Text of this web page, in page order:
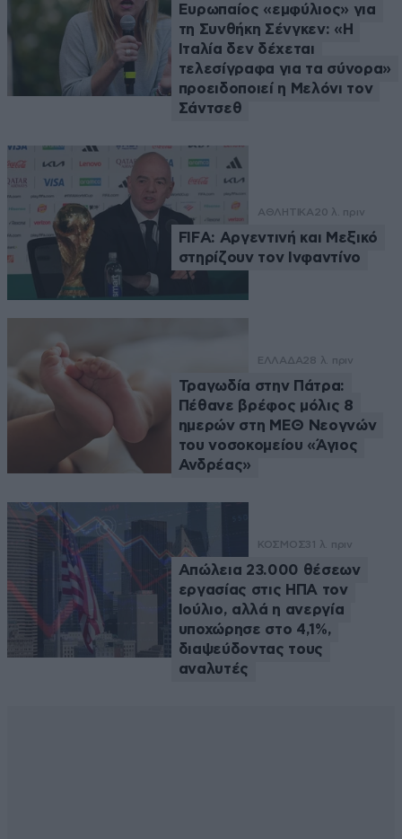
Ευρωπαίος «εμφύλιος» για
τη Συνθήκη Σένγκεν: «Η
Ιταλία δεν δέχεται
τελεσίγραφα για τα σύνορα»
προειδοποιεί η Μελόνι τον
Σάντσεθ
ΑΘΛΗΤΙΚΑ 20 λ. πριν
FIFA: Αργεντινή και Μεξικό
στηρίζουν τον Ινφαντίνο
ΕΛΛΑΔΑ28 λ. πριν
Τραγωδία στην Πάτρα:
Πέθανε βρέφος μόλις 8
ημερών στη ΜΕΘ Νεογνών
του νοσοκομείου «Άγιος
Ανδρέας»
ΚΟΣΜΟΣ31 λ. πριν
Απώλεια 23.000 θέσεων
εργασίας στις ΗΠΑ τον
Ιούλιο, αλλά η ανεργία
υποχώρησε στο 4,1%,
διαψεύδοντας τους
αναλυτές